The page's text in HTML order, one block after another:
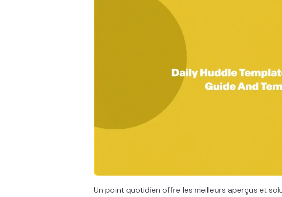
Un point quotidien offre les meilleurs aperçus et